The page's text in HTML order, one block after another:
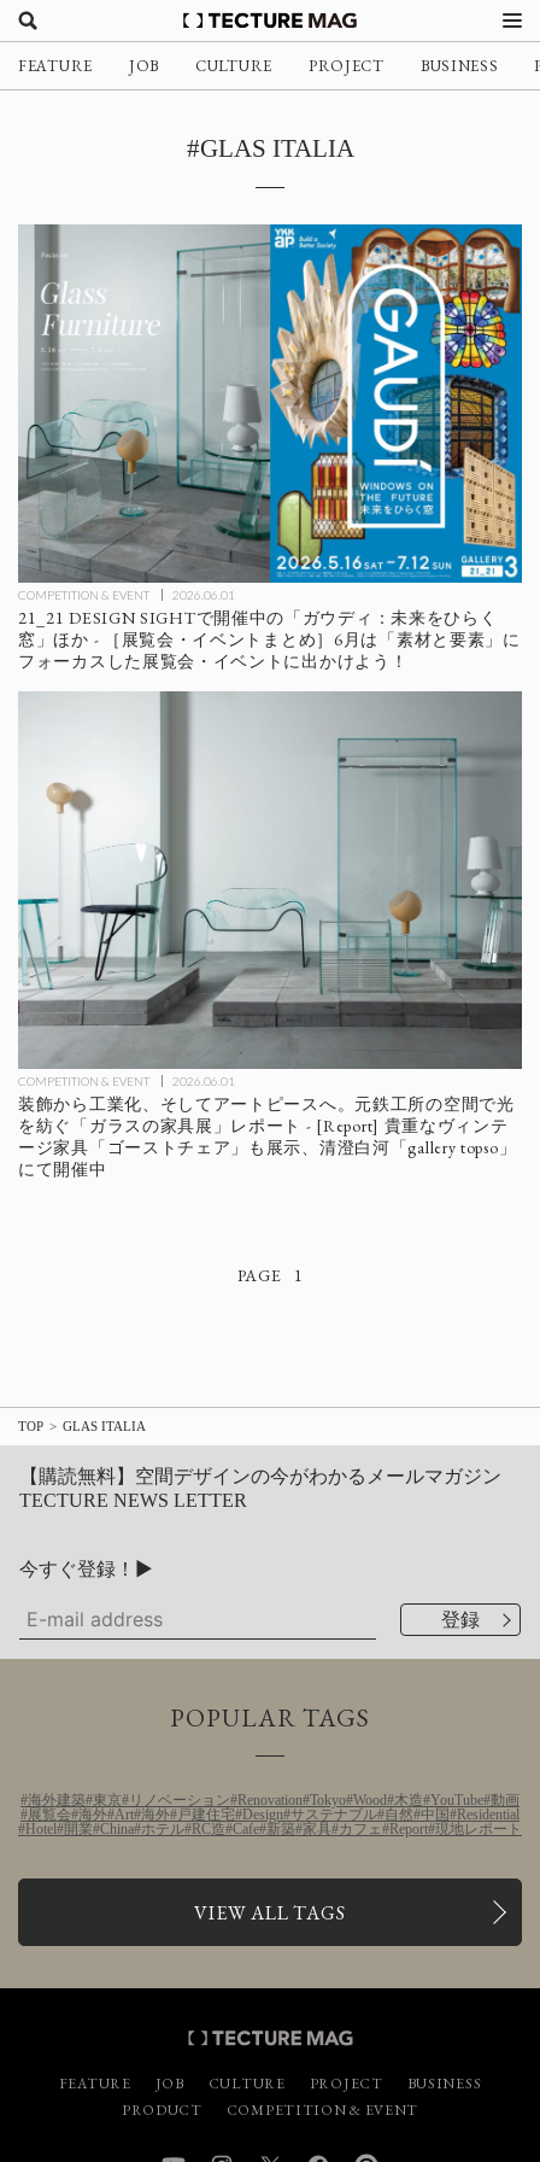
FEATURE JOB CULTURE PROJECT BUSINESS
#GLAS ITALIA
COMPETITION & EVENT 2026.06.01
21_21 DESIGN SIGHTで開催中の「ガウディ：未来をひらく
窓」ほか - ［展覧会・イベントまとめ］6月は「素材と要素」に
フォーカスした展覧会・イベントに出かけよう！
COMPETITION & EVENT 2026.06.01
装飾から工業化、そしてアートピースへ。元鉄工所の空間で光
を紡ぐ「ガラスの家具展」レポート - [Report] 貴重なヴィンテ
ージ家具「ゴーストチェア」も展示、清澄白河「gallery topso」
にて開催中
1
TOP GLAS ITALIA
【購読無料】空間デザインの今がわかるメールマガジン
TECTURE NEWS LETTER
今すぐ登録！▶
POPULAR TAGS
海外建築 東京 リノベーション Renovation Tokyo Wood 木造 YouTube 動画
展覧会 海外 Art 海外 戸建住宅 Design サステナブル 自然 中国
Residential
Hotel 開業 China ホテル RC造 Cafe 新築 家具 カフェ Report 現地レポート
VIEW ALL TAGS
FEATURE JOB CULTURE PROJECT
BUSINESS
PRODUCT
COMPETITION & EVENT